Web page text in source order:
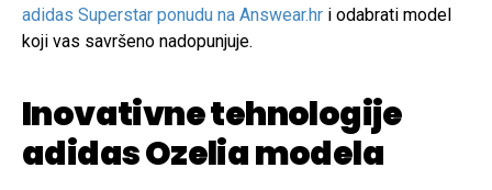
adidas Superstar ponudu na Answear.hr i odabrati model
koji vas savršeno nadopunjuje.
Inovativne tehnologije
adidas Ozelia modela